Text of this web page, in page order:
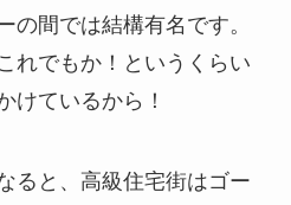
の間では結構有名です。
れでもか！というくらい
けているから！
ると、高級住宅街はゴー